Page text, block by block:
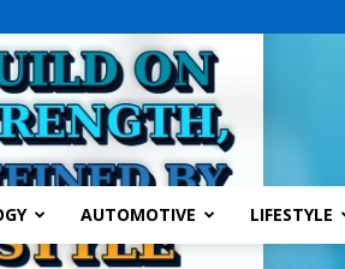
AUTOMOTIVE LIFESTYLE